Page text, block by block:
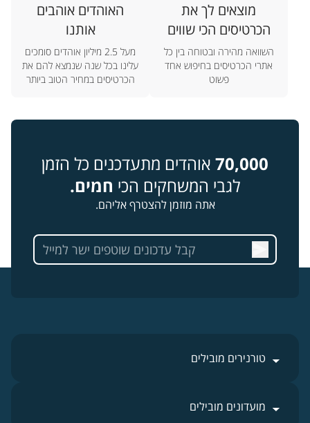
מוצאים לך את
הכרטיסים הכי שווים
השוואה מהירה ובטוחה בין כל
אתרי הכרטיסים בחיפוש אחד
פשוט
האוהדים אוהבים
אותנו
מעל 2.5 מיליון אוהדים סומכים
עלינו בכל שנה שנמצא להם את
הכרטיסים במחיר הטוב ביותר
70,000 אוהדים מתעדכנים כל הזמן
לגבי המשחקים הכי חמים.
אתה מוזמן להצטרף אליהם.
טורנירים מובילים
מועדונים מובילים